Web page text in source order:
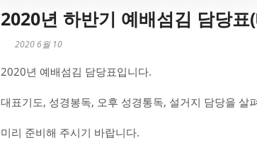
2020년 하반기 예배섬김 담당
2020 6월 10
2020년 예배섬김 담당표입니다.
대표기도, 성경봉독, 오후 성경통독, 설거지 담당을 살
미리 준비해 주시기 바랍니다.